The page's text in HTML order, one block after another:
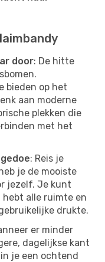
door: De hitte
bieden op het
aan moderne
plekken die
met het
: Reis je
je de mooiste
jezelf. Je kunt
alle ruimte en
drukte.
er minder
dagelijkse kant
je een ochtend